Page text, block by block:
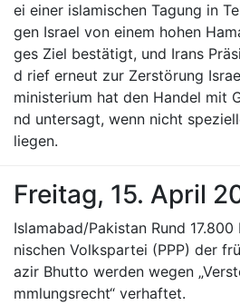
ei einer islamischen Tagung in
gen Israel von einem hohen
ges Ziel bestätigt, und Irans
d rief erneut zur Zerstörung
ministerium hat den Handel mit
nd untersagt, wenn nicht
liegen.
Freitag, 15. April
Islamabad/Pakistan Rund
nischen Volkspartei (PPP) der
azir Bhutto werden wegen
mmlungsrecht“ verhaftet.